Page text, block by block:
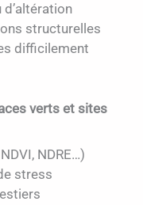
structurelles
difficilement
verts et sites
NDRE…)
stress